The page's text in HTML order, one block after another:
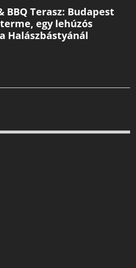
BBQ Terasz: Budapest
egy lehúzós
Halászbástyánál